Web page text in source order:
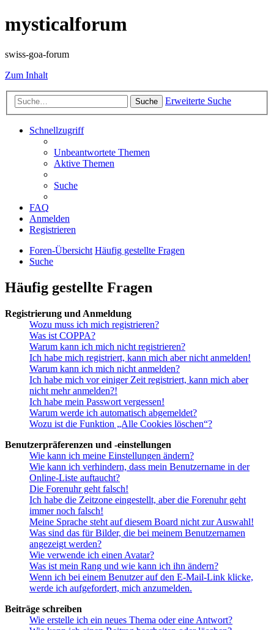
mysticalforum
swiss-goa-forum
Zum Inhalt
Suche Erweiterte Suche
Schnellzugriff
Unbeantwortete Themen
Aktive Themen
Suche
FAQ
Anmelden
Registrieren
Foren-Übersicht Häufig gestellte Fragen
Suche
Häufig gestellte Fragen
Registrierung und Anmeldung
Wozu muss ich mich registrieren?
Was ist COPPA?
Warum kann ich mich nicht registrieren?
Ich habe mich registriert, kann mich aber nicht anmelden!
Warum kann ich mich nicht anmelden?
Ich habe mich vor einiger Zeit registriert, kann mich aber
nicht mehr anmelden?!
Ich habe mein Passwort vergessen!
Warum werde ich automatisch abgemeldet?
Wozu ist die Funktion „Alle Cookies löschen“?
Benutzerpräferenzen und -einstellungen
Wie kann ich meine Einstellungen ändern?
Wie kann ich verhindern, dass mein Benutzername in der
Online-Liste auftaucht?
Die Forenuhr geht falsch!
Ich habe die Zeitzone eingestellt, aber die Forenuhr geht
immer noch falsch!
Meine Sprache steht auf diesem Board nicht zur Auswahl!
Was sind das für Bilder, die bei meinem Benutzernamen
angezeigt werden?
Wie verwende ich einen Avatar?
Was ist mein Rang und wie kann ich ihn ändern?
Wenn ich bei einem Benutzer auf den E-Mail-Link klicke,
werde ich aufgefordert, mich anzumelden.
Beiträge schreiben
Wie erstelle ich ein neues Thema oder eine Antwort?